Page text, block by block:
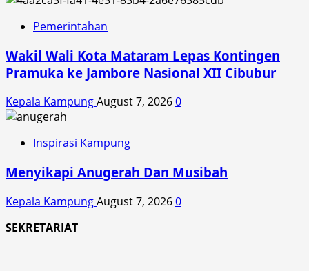
Pemerintahan
Wakil Wali Kota Mataram Lepas Kontingen
Pramuka ke Jambore Nasional XII Cibubur
Kepala KampungAugust 7, 20260
Inspirasi Kampung
Menyikapi Anugerah Dan Musibah
Kepala KampungAugust 7, 20260
SEKRETARIAT